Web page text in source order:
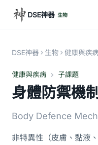
DSE神器 生物
DSE神器 生物 健康與疾
健康與疾病 子課題
身體防禦機制
Body Defence
非特異性（皮膚、黏液